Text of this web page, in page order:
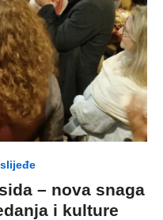
– nova snaga
i kulture